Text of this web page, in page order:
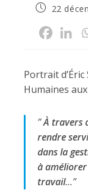
Publication
22
Portrait d’Éric
Humaines aux
”À travers
rendre
dans la
à
travail…”